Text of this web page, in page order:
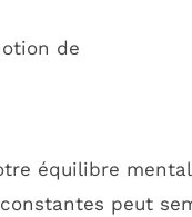
de
équilibre
peut